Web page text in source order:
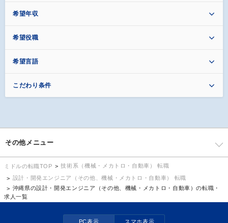
希望年収
希望役職
希望言語
こだわり条件
その他メニュー
ミドルの転職TOP
技術系（機械・メカトロ・自動車） 転職
設計・開発エンジニア（その他、機械・メカトロ・自動車） 転職
沖縄県の設計・開発エンジニア（その他、機械・メカトロ・自動車）の転職・
求人一覧
PC表示 スマホ表示